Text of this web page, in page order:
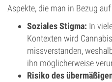
Aspekte, die man in Bezug
Soziales Stigma: In
Kontexten wird
missverstanden,
ihn möglicherweise
Risiko des